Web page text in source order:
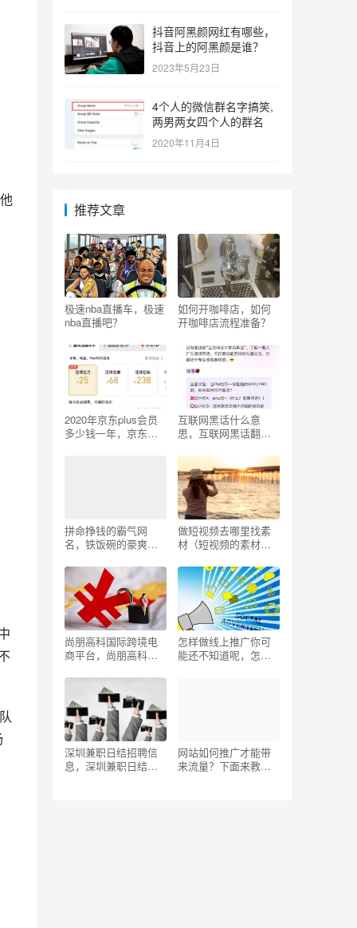
抖音阿黑颜网红有哪些，
抖音上的阿黑颜是谁？
2023年5月23日
4个人的微信群名字搞笑,
两男两女四个人的群名
2020年11月4日
推荐文章
极速nba直播车，极速
nba直播吧？
如何开咖啡店，如何
开咖啡店流程准备？
2020年京东plus会员
多少钱一年，京东会
互联网黑话什么意
思，互联网黑话翻
拼命挣钱的霸气网
名，铁饭碗的豪爽昵
做短视频去哪里找素
材（短视频的素材在
尚朋高科国际跨境电
商平台，尚朋高科国
2021？
怎样做线上推广你可
能还不知道呢，怎样
深圳兼职日结招聘信
息，深圳兼职日结招
网站如何推广才能带
来流量？下面来教